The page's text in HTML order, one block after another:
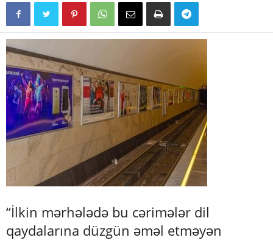
“İlkin mərhələdə bu cərimələr dil
qaydalarına düzgün əməl etməyən